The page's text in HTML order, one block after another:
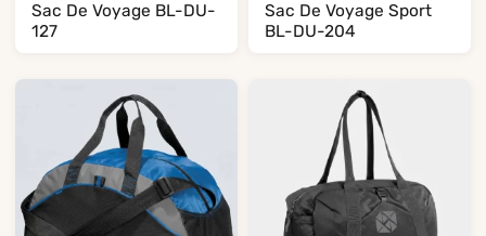
Sac De Voyage BL-DU-
127
Sac De Voyage Sport
BL-DU-204